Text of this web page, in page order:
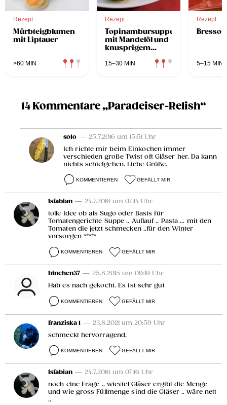
Rezept
Mürbteigblumen
mit Liptauer
>60 MIN
Rezept
Topinambursuppe
mit Mandelöl und
knusprigem
15–30 MIN
Rezept
5–15 MIN
14 Kommentare „Paradeiser-Relish“
solo — 25.7.2016 um 15:51 Uhr
Ich richte mir beim Einkochen immer
verschieden große Twist oft Gläser her. Da kann
nichts schiefgehen. Liebe Grüße.
KOMMENTIEREN GEFÄLLT MIR
lsfabian — 24.7.2016 um 07:14 Uhr
tolle Idee ob als Sugo oder Basis für
Tomatengerichte Suppe .. Auflauf .. Pasta ... mit den
Tomaten die jetzt schmecken ..für den Winter
vorsorgen *****
KOMMENTIEREN GEFÄLLT MIR
binchen37 — 25.8.2015 um 09:19 Uhr
Hab es nach gekocht. Es ist sehr gut
KOMMENTIEREN GEFÄLLT MIR
franziska 1 — 23.8.2021 um 20:59 Uhr
schmeckt hervorragend,
KOMMENTIEREN GEFÄLLT MIR
lsfabian — 24.7.2016 um 07:16 Uhr
noch eine Frage .. wieviel Gläser ergibt die Menge
und wie gross Füllmenge sind die Gläser .. wäre nett
..